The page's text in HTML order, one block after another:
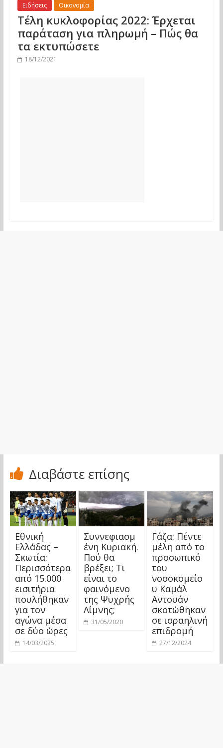
Ειδήσεις Οικονομία
Τέλη κυκλοφορίας 2022: Έρχεται
παράταση για πληρωμή – Πώς θα
τα εκτυπώσετε
18/12/2021
Διαβάστε επίσης
Εθνική
Ελλάδας –
Σκωτία:
Περισσότερα
από 15.000
εισιτήρια
πουλήθηκαν
για τον
αγώνα μέσα
σε δύο ώρες
14/03/2025
Συννεφιασμ
ένη Κυριακή.
Πού θα
βρέξει; Τι
είναι το
φαινόμενο
της Ψυχρής
Λίμνης;
31/05/2020
Γάζα: Πέντε
μέλη από το
προσωπικό
του
νοσοκομείο
υ Καμάλ
Αντουάν
σκοτώθηκαν
σε ισραηλινή
επιδρομή
27/12/2024